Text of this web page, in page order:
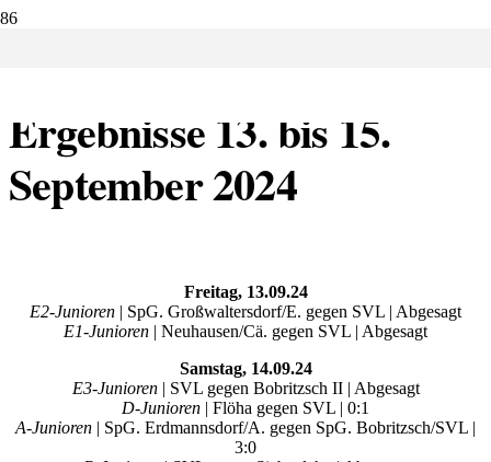
Ergebnisse 13. bis 15.
September 2024
Freitag, 13.09.24
E2-Junioren | SpG. Großwaltersdorf/E. gegen SVL | Abgesagt
E1-Junioren | Neuhausen/Cä. gegen SVL | Abgesagt
Samstag, 14.09.24
E3-Junioren | SVL gegen Bobritzsch II | Abgesagt
D-Junioren | Flöha gegen SVL | 0:1
A-Junioren | SpG. Erdmannsdorf/A. gegen SpG. Bobritzsch/SVL |
3:0